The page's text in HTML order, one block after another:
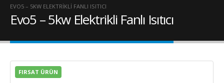
EVO5 – 5KW ELEKTRIKLI FANLI ISITICI
Evo5 – 5kw Elektrikli Fanlı Isıtıcı
FIRSAT ÜRÜN